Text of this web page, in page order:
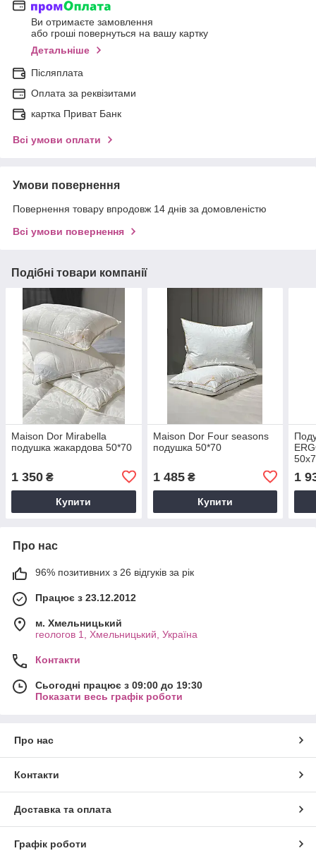
Ви отримаєте замовлення
або гроші повернуться на вашу картку
Детальніше
Післяплата
Оплата за реквізитами
картка Приват Банк
Всі умови оплати
Умови повернення
Повернення товару впродовж 14 днів за домовленістю
Всі умови повернення
Подібні товари компанії
Maison Dor Mirabella
подушка жакардова 50*70
1 350 ₴
Купити
Maison Dor Four seasons
подушка 50*70
1 485₴
Купити
1
Про нас
96% позитивних з 26 відгуків за рік
Працює з 23.12.2012
м. Хмельницький
геологов 1, Хмельницький, Україна
Контакти
Сьогодні працює з 09:00 до 19:30
Показати весь графік роботи
Про нас
Контакти
Доставка та оплата
Графік роботи